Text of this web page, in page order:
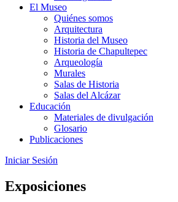
El Museo
Quiénes somos
Arquitectura
Historia del Museo
Historia de Chapultepec
Arqueología
Murales
Salas de Historia
Salas del Alcázar
Educación
Materiales de divulgación
Glosario
Publicaciones
Iniciar Sesión
Exposiciones